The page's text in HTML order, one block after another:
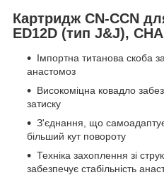
Картридж CN-CCN
ED12D (тип J&J),
Імпортна титанова скоба
анастомоз
Високоміцна ковадло
затиску
З'єднання, що
більший кут повороту
Техніка захоплення зі
забезпечує стабільність